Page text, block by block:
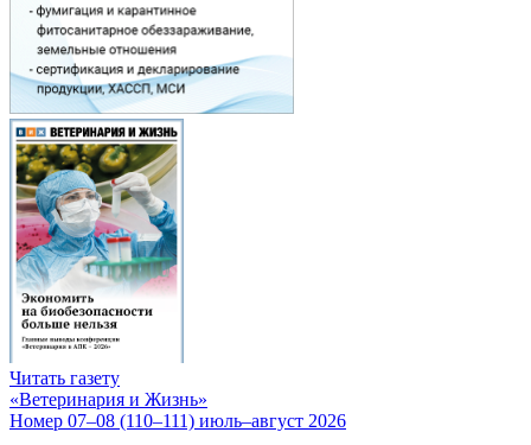
Читать газету
«Ветеринария и Жизнь»
Номер 07–08 (110–111) июль–август 2026